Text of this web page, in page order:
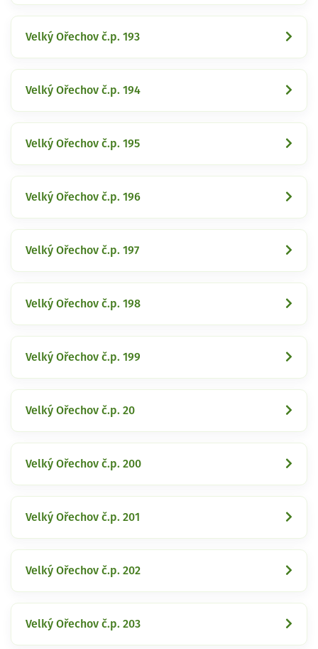
Velký Ořechov č.p. 193
Velký Ořechov č.p. 194
Velký Ořechov č.p. 195
Velký Ořechov č.p. 196
Velký Ořechov č.p. 197
Velký Ořechov č.p. 198
Velký Ořechov č.p. 199
Velký Ořechov č.p. 20
Velký Ořechov č.p. 200
Velký Ořechov č.p. 201
Velký Ořechov č.p. 202
Velký Ořechov č.p. 203